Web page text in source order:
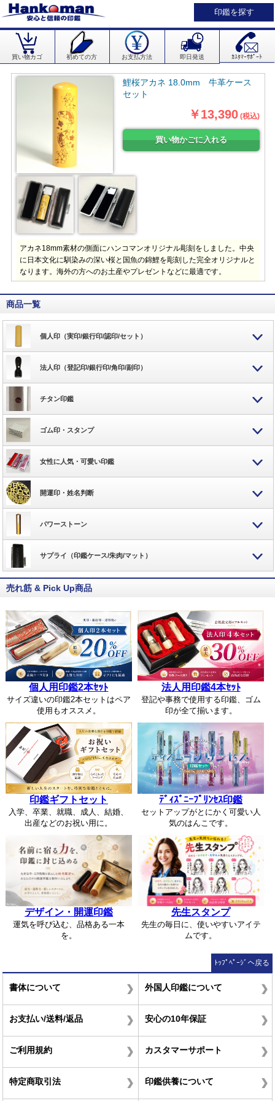
印鑑を探す
買い物カゴ 初めての方 お支払方法 即日発送 ｶｽﾀﾏｰｻﾎﾟｰﾄ
鯉桜アカネ 18.0mm 牛革ケース
セット
￥13,390 (税込)
アカネ18mm素材の側面にハンコマンオリジナル彫刻をしました。中央
に日本文化に馴染みの深い桜と国魚の錦鯉を彫刻した完全オリジナルと
なります。海外の方へのお土産やプレゼントなどに最適です。
商品一覧
個人印（実印/銀行印/認印/セット）
法人印（登記印/銀行印/角印/副印）
チタン印鑑
ゴム印・スタンプ
女性に人気・可愛い印鑑
開運印・姓名判断
パワーストーン
サプライ（印鑑ケース/朱肉/マット）
売れ筋 & Pick Up商品
個人用印鑑2本ｾｯﾄ
サイズ違いの印鑑2本セットはペア
使用もオススメ。
法人用印鑑4本ｾｯﾄ
登記や事務で使用する印鑑、ゴム
印が全て揃います。
印鑑ギフトセット
入学、卒業、就職、成人、結婚、
出産などのお祝い用に。
ﾃﾞｨｽﾞﾆｰﾌﾟﾘﾝｾｽ印鑑
セットアップがとにかく可愛い人
気のはんこです。
デザイン・開運印鑑
運気を呼び込む、品格ある一本
を。
先生スタンプ
先生の毎日に、使いやすいアイテ
ムです。
ﾄｯﾌﾟﾍﾟｰｼﾞへ戻る
書体について 外国人印鑑について
お支払い/送料/返品 安心の10年保証
ご利用規約 カスタマーサポート
特定商取引法 印鑑供養について